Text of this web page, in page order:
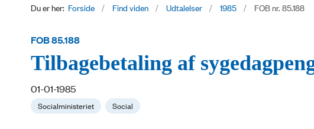
Du er her: Forside Find viden Udtalelser 1985 FOB nr. 85.188
FOB 85.188
Tilbagebetaling af
01-01-1985
Socialministeriet Social